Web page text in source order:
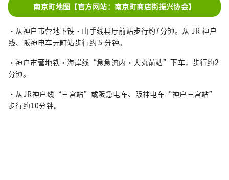
南京町地图【官方网站：南京町商店街振兴协会】
・从神户市营地下铁·山手线县厅前站步行约7分钟。从 JR 神户
线、阪神电车元町站步行约 5 分钟。
・神户市营地铁·海岸线“急急流内·大丸前站”下车，步行约2
分钟。
・从JR神户线“三宫站”或阪急电车、阪神电车“神户三宫站”
步行约10分钟。